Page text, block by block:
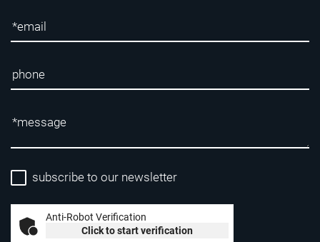
subscribe to our newsletter
Anti-Robot Verification
Click to start verification